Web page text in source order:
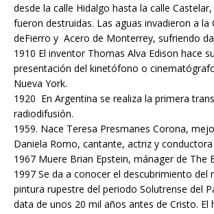
desde la calle Hidalgo hasta la calle
fueron destruidas. Las aguas invadieron a la
deFierro y Acero de Monterrey, sufriendo
1910 El inventor Thomas Alva Edison hace
presentación del kinetófono o
Nueva York.
1920 En Argentina se realiza la primera
radiodifusión.
1959. Nace Teresa Presmanes Corona,
Daniela Romo, cantante, actriz y
1967 Muere Brian Epstein, mánager de The
1997 Se da a conocer el descubrimiento del
pintura rupestre del periodo Solutrense del
data de unos 20 mil años antes de Cristo. El